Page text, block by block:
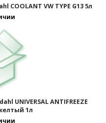
VW TYPE G13 5л
UNIVERSAL ANTIFREEZE
1л